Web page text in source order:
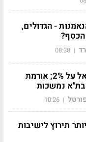
- הגדולים,
הכסף?
|
08:38
תאת מתקנת 5.5%, אל על 2%; אורמת
|
10:26
תירוץ לישיבות